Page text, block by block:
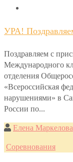
УРА!
Поздравляем с
Международного
отделения
«Всероссийская
нарушениями» в
России по...
Елена Маркелова
Соревнования